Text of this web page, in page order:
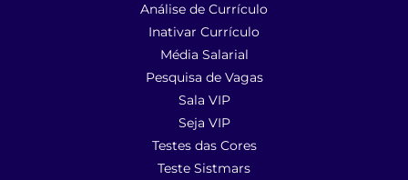
Análise de Currículo
Inativar Currículo
Média Salarial
Pesquisa de Vagas
Sala VIP
Seja VIP
Testes das Cores
Teste Sistmars